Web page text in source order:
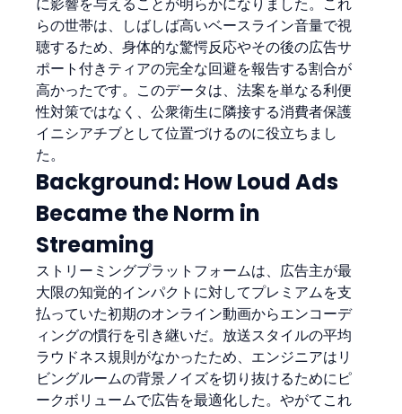
らの世帯は、しばしば高いベースライン音量で視
聴するため、身体的な驚愕反応やその後の広告サ
ポート付きティアの完全な回避を報告する割合が
高かったです。このデータは、法案を単なる利便
性対策ではなく、公衆衛生に隣接する消費者保護
イニシアチブとして位置づけるのに役立ちまし
た。
Background: How Loud Ads
Became the Norm in
Streaming
ストリーミングプラットフォームは、広告主が最
大限の知覚的インパクトに対してプレミアムを支
払っていた初期のオンライン動画からエンコーデ
ィングの慣行を引き継いだ。放送スタイルの平均
ラウドネス規則がなかったため、エンジニアはリ
ビングルームの背景ノイズを切り抜けるためにピ
ークボリュームで広告を最適化した。やがてこれ